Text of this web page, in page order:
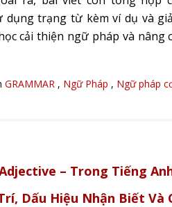
dụng trạng từ kèm ví dụ và
cải thiện ngữ pháp và nâng
GRAMMAR , Ngữ Pháp , Ngữ pháp
– Trong Tiếng
Dấu Hiệu Nhận Biết Và